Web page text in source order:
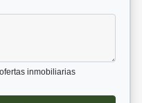
inmobiliarias